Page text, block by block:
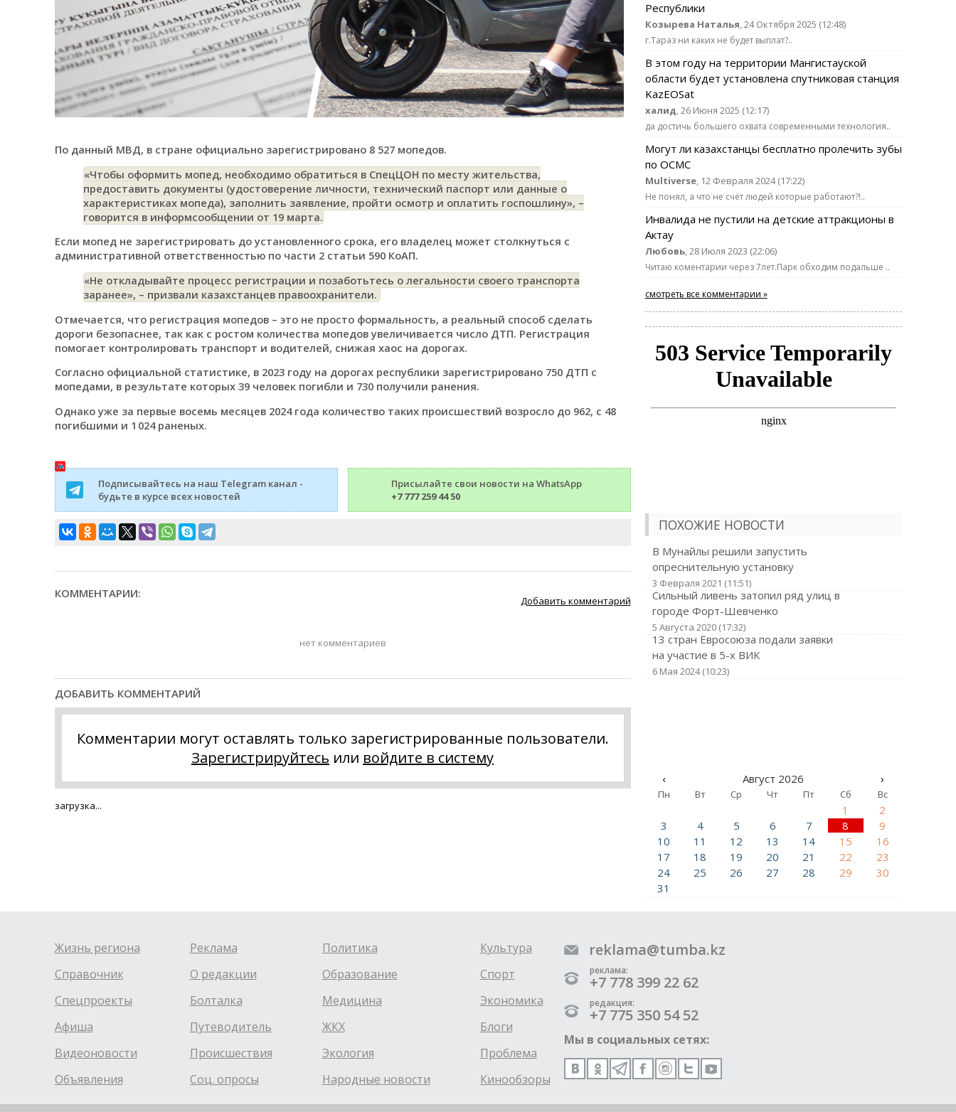
По данный МВД, в стране официально зарегистрировано 8 527 мопедов.
«Чтобы оформить мопед, необходимо обратиться в СпецЦОН по месту жительства,
предоставить документы (удостоверение личности, технический паспорт или данные о
характеристиках мопеда), заполнить заявление, пройти осмотр и оплатить госпошлину», –
говорится в информсообщении от 19 марта.
Если мопед не зарегистрировать до установленного срока, его владелец может столкнуться с
административной ответственностью по части 2 статьи 590 КоАП.
«Не откладывайте процесс регистрации и позаботьтесь о легальности своего транспорта
заранее», – призвали казахстанцев правоохранители.
Отмечается, что регистрация мопедов – это не просто формальность, а реальный способ сделать
дороги безопаснее, так как с ростом количества мопедов увеличивается число ДТП. Регистрация
помогает контролировать транспорт и водителей, снижая хаос на дорогах.
Согласно официальной статистике, в 2023 году на дорогах республики зарегистрировано 750 ДТП с
мопедами, в результате которых 39 человек погибли и 730 получили ранения.
Однако уже за первые восемь месяцев 2024 года количество таких происшествий возросло до 962, с 48
погибшими и 1 024 раненых.
Подписывайтесь на наш Telegram канал -
будьте в курсе всех новостей
Присылайте свои новости на WhatsApp
+7 777 259 44 50
КОММЕНТАРИИ:
Добавить комментарий
нет комментариев
ДОБАВИТЬ КОММЕНТАРИЙ
Комментарии могут оставлять только зарегистрированные пользователи.
Зарегистрируйтесь или войдите в систему
загрузка...
Республики
Козырева Наталья, 24 Октября 2025 (12:48)
г.Тараз ни каких не будет выплат?..
В этом году на территории Мангистауской
области будет установлена спутниковая станция
KazEOSat
халид, 26 Июня 2025 (12:17)
да достичь большего охвата современными технология..
Могут ли казахстанцы бесплатно пролечить зубы
по ОСМС
Multiverse, 12 Февраля 2024 (17:22)
Не понял, а что не счёт людей которые работают?!..
Инвалида не пустили на детские аттракционы в
Актау
Любовь, 28 Июля 2023 (22:06)
Читаю коментарии через 7лет.Парк обходим подальше ..
смотреть все комментарии »
ПОХОЖИЕ НОВОСТИ
В Мунайлы решили запустить
опреснительную установку
3 Февраля 2021 (11:51)
Сильный ливень затопил ряд улиц в
городе Форт-Шевченко
5 Августа 2020 (17:32)
13 стран Евросоюза подали заявки
на участие в 5-х ВИК
6 Мая 2024 (10:23)
‹ Август 2026 ›
Пн Вт Ср Чт Пт Сб Вс
1
2
3
4 5 6 7 8
9
10
11 12 13 14 15
16
17
18 19 20 21 22
23
24
25 26 27 28 29
30
31
Жизнь региона
Справочник
Спецпроекты
Афиша
Видеоновости
Объявления
Реклама
О редакции
Болталка
Путеводитель
Происшествия
Соц. опросы
Политика
Образование
Медицина
ЖКХ
Экология
Народные новости
Культура
Спорт
Экономика
Блоги
Проблема
Кинообзоры
reklama@tumba.kz
реклама:
+7 778 399 22 62
редакция:
+7 775 350 54 52
Мы в социальных сетях: